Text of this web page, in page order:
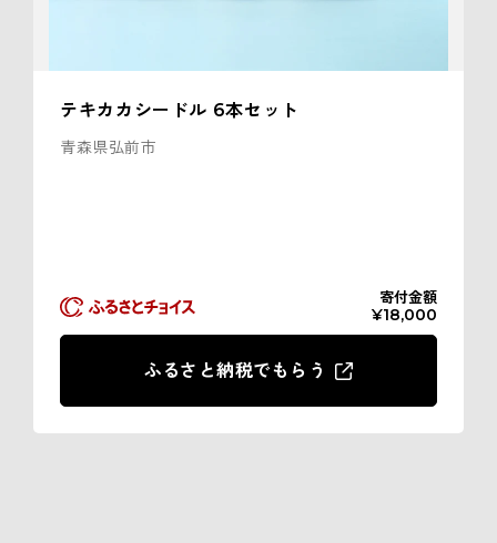
テキカカシードル 6本セット
青森県弘前市
寄付金額
¥18,000
ふるさと納税でもらう